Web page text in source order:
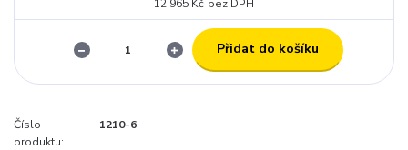
12 965 Kč bez DPH
Přidat do košíku
Číslo
produktu:
1210-6